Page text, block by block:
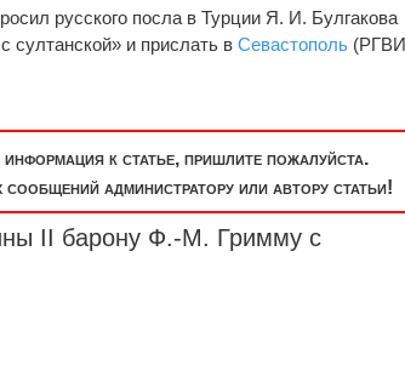
русского посла в Турции Я. И. Булгакова
султанской» и прислать вСевастополь
к статье, пришлите пожалуйста.
администратору или автору статьи!
II барону Ф.-М. Гримму с